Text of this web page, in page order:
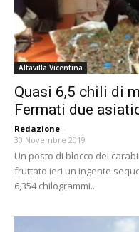
Altavilla Vicentina
Quasi 6,5 chili di
Fermati due
Redazione -
30 Novembre 2019
Un posto di blocco dei
fruttato ieri un ingente
6,354 chilogrammi...